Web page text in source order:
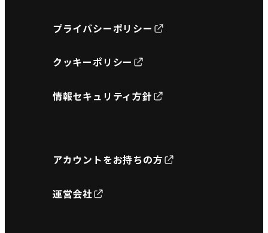
プライバシーポリシー
クッキーポリシー
情報セキュリティ方針
アカウントをお持ちの方
運営会社